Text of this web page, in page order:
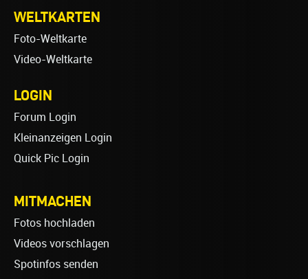
WELTKARTEN
Foto-Weltkarte
Video-Weltkarte
LOGIN
Forum Login
Kleinanzeigen Login
Quick Pic Login
MITMACHEN
Fotos hochladen
Videos vorschlagen
Spotinfos senden